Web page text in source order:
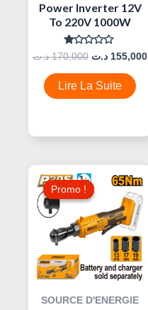
Power Inverter 12V
To 220V 1000W
Note
0
Sur
5
170,000 د.ت 155,000 د.ت
Lire La Suite
Promo !
Promo !
SOURCE D'ENERGIE
Prix
Initial
Était :